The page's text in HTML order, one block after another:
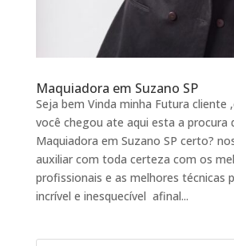
Maquiadora em Suzano SP
Seja bem Vinda minha Futura cliente
você chegou ate aqui esta a procura
Maquiadora em Suzano SP certo?
auxiliar com toda certeza com os
profissionais e as melhores técnicas
incrível e inesquecível afinal...